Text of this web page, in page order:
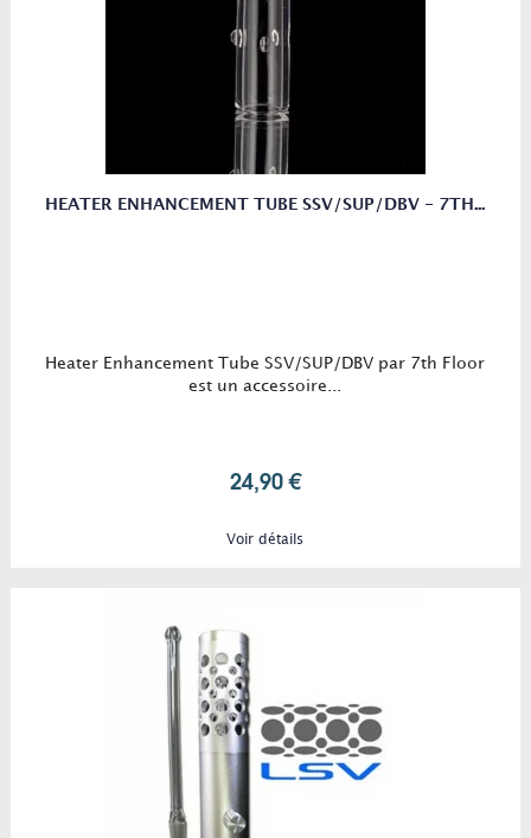
HEATER ENHANCEMENT TUBE SSV/SUP/DBV - 7TH...
Heater Enhancement Tube SSV/SUP/DBV par 7th Floor
est un accessoire...
24,90 €
Voir détails